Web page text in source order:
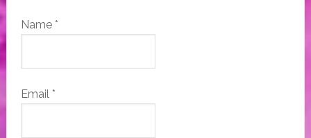
Name *
Email *